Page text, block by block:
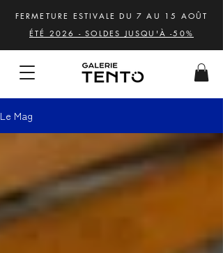
FERMETURE ESTIVALE DU 7 AU 15 AOÛT
ÉTÉ 2026 - SOLDES JUSQU'À -50%
Le Mag